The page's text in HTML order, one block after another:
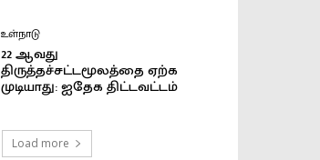
உள்நாடு
22 ஆவது
திருத்தச்சட்டமூலத்தை ஏற்க
முடியாது: ஐதேக திட்டவட்டம்
Load more